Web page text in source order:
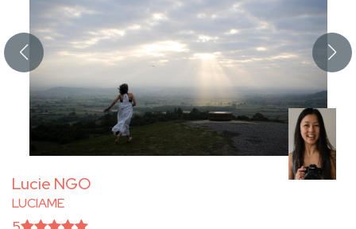
Lucie NGO
LUCIAME